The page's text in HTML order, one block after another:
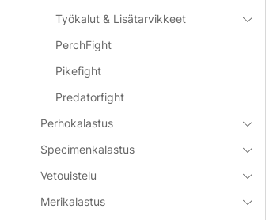
Työkalut & Lisätarvikkeet
PerchFight
Pikefight
Predatorfight
Perhokalastus
Specimenkalastus
Vetouistelu
Merikalastus